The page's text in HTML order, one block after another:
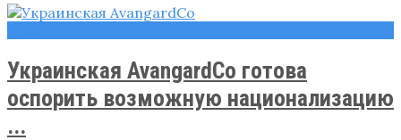
Украинская AvangardCo готова
оспорить возможную национализацию
...